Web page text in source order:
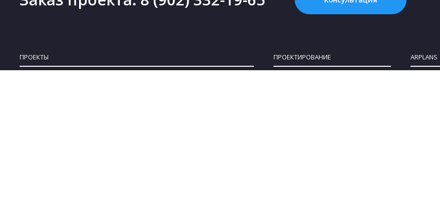
ПРОЕКТЫ ПРОЕКТИРОВАНИЕ ARPLANS